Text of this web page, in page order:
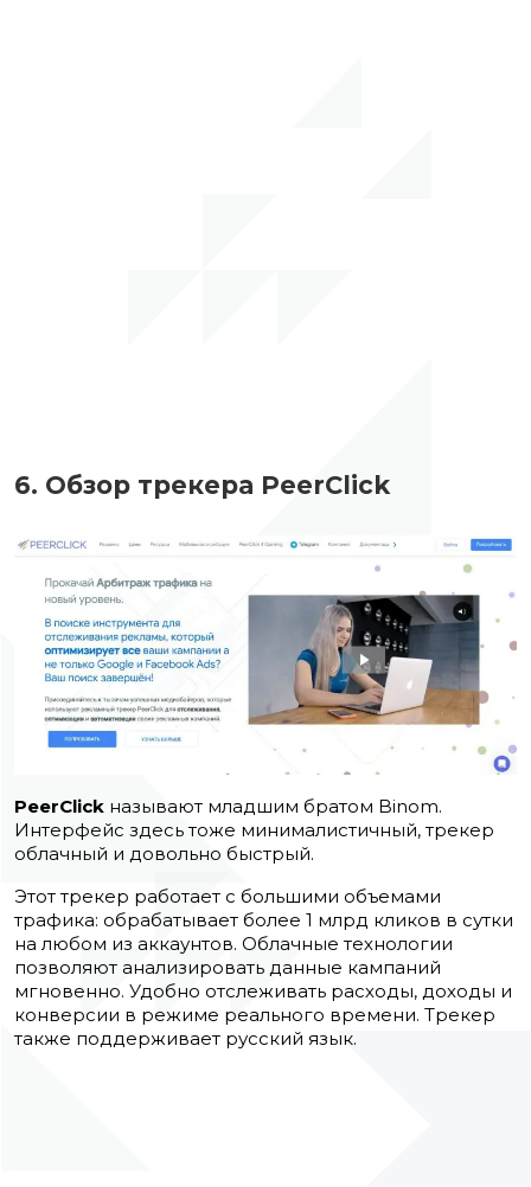
6. Обзор трекера PeerClick
PeerClick называют младшим братом Binom.
Интерфейс здесь тоже минималистичный, трекер
облачный и довольно быстрый.
Этот трекер работает с большими объемами
трафика: обрабатывает более 1 млрд кликов в сутки
на любом из аккаунтов. Облачные технологии
позволяют анализировать данные кампаний
мгновенно. Удобно отслеживать расходы, доходы и
конверсии в режиме реального времени. Трекер
также поддерживает русский язык.